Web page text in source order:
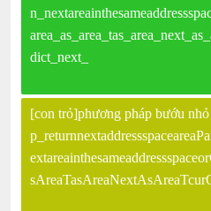
dict_next_
[con trỏ]phương pháp bướu nhỏ